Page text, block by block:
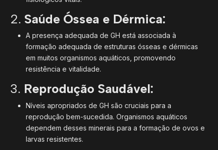
2. Saúde Óssea e Dérmica:
A presença adequada de GH está associada à
formação adequada de estruturas ósseas e dérmicas
em muitos organismos aquáticos, promovendo
resistência e vitalidade.
3. Reprodução Saudável:
Níveis apropriados de GH são cruciais para a
reprodução bem-sucedida. Organismos aquáticos
dependem desses minerais para a formação de ovos e
larvas resistentes.